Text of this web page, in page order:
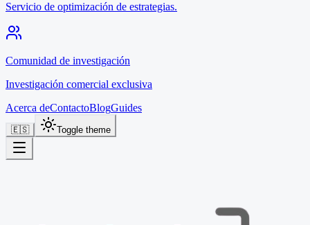
Servicio de optimización de estrategias.
Comunidad de investigación
Investigación comercial exclusiva
Acerca deContactoBlogGuides
🇪🇸 Toggle theme